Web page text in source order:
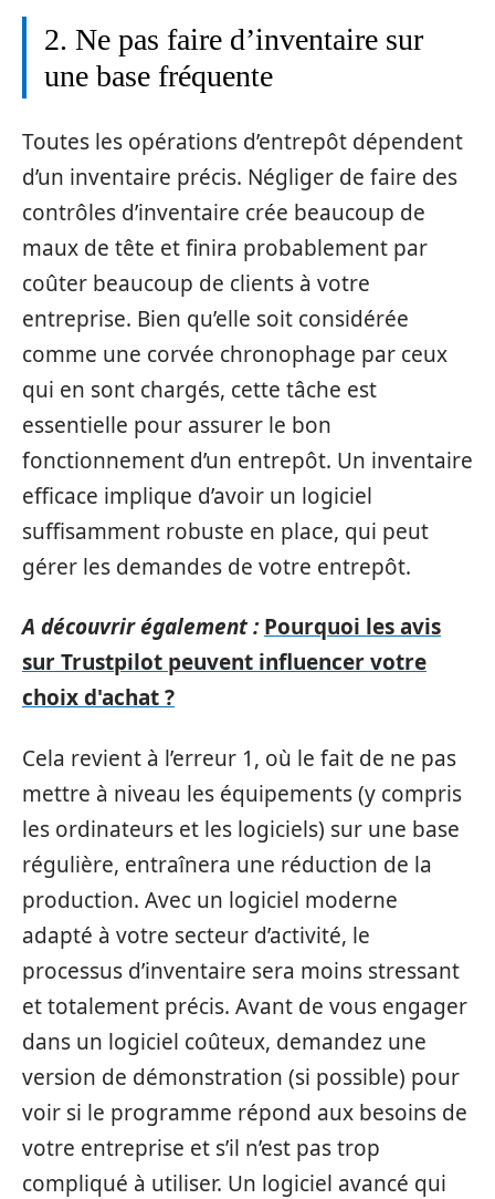
2. Ne pas faire d’inventaire sur
une base fréquente
Toutes les opérations d’entrepôt dépendent
d’un inventaire précis. Négliger de faire des
contrôles d’inventaire crée beaucoup de
maux de tête et finira probablement par
coûter beaucoup de clients à votre
entreprise. Bien qu’elle soit considérée
comme une corvée chronophage par ceux
qui en sont chargés, cette tâche est
essentielle pour assurer le bon
fonctionnement d’un entrepôt. Un inventaire
efficace implique d’avoir un logiciel
suffisamment robuste en place, qui peut
gérer les demandes de votre entrepôt.
A découvrir également : Pourquoi les avis
sur Trustpilot peuvent influencer votre
choix d'achat ?
Cela revient à l’erreur 1, où le fait de ne pas
mettre à niveau les équipements (y compris
les ordinateurs et les logiciels) sur une base
régulière, entraînera une réduction de la
production. Avec un logiciel moderne
adapté à votre secteur d’activité, le
processus d’inventaire sera moins stressant
et totalement précis. Avant de vous engager
dans un logiciel coûteux, demandez une
version de démonstration (si possible) pour
voir si le programme répond aux besoins de
votre entreprise et s’il n’est pas trop
compliqué à utiliser. Un logiciel avancé qui